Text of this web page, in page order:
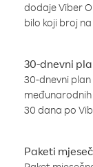
dodaje Viber
bilo koji broj
30-dnevni
30-dnevni
30 dana po
Paketi